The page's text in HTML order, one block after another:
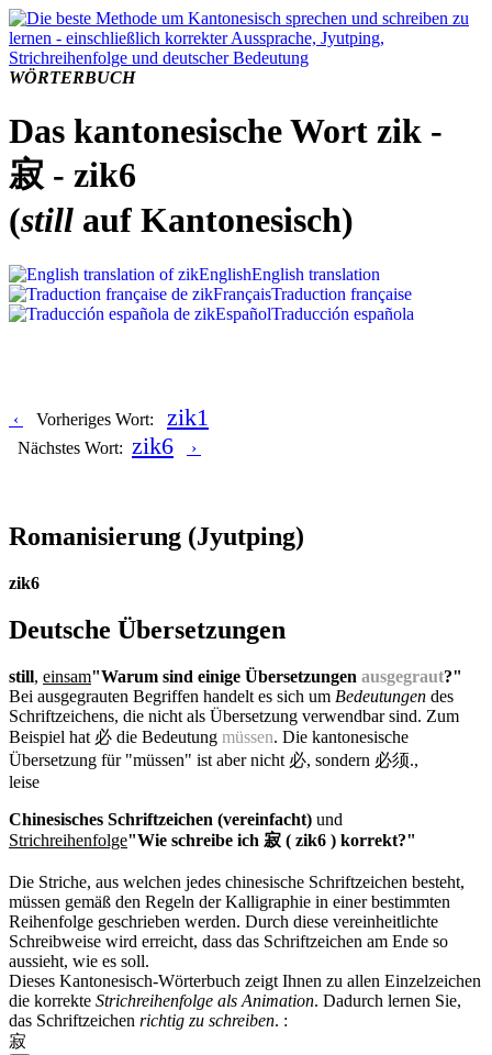
WÖRTERBUCH
Das kantonesische Wort zik -
寂 - zik6
(still auf Kantonesisch)
EnglishEnglish translation
FrançaisTraduction française
EspañolTraducción española
‹ Vorheriges Wort: zik1
Nächstes Wort: zik6 ›
Romanisierung (Jyutping)
zik6
Deutsche Übersetzungen
still, einsam"Warum sind einige Übersetzungen ausgegraut?"
Bei ausgegrauten Begriffen handelt es sich um Bedeutungen des
Schriftzeichens, die nicht als Übersetzung verwendbar sind. Zum
Beispiel hat 必 die Bedeutung müssen. Die kantonesische
Übersetzung für "müssen" ist aber nicht 必, sondern 必须.,
leise
Chinesisches Schriftzeichen (vereinfacht) und
Strichreihenfolge"Wie schreibe ich 寂 ( zik6 ) korrekt?"
Die Striche, aus welchen jedes chinesische Schriftzeichen besteht,
müssen gemäß den Regeln der Kalligraphie in einer bestimmten
Reihenfolge geschrieben werden. Durch diese vereinheitlichte
Schreibweise wird erreicht, dass das Schriftzeichen am Ende so
aussieht, wie es soll.
Dieses Kantonesisch-Wörterbuch zeigt Ihnen zu allen Einzelzeichen
die korrekte Strichreihenfolge als Animation. Dadurch lernen Sie,
das Schriftzeichen richtig zu schreiben. :
寂